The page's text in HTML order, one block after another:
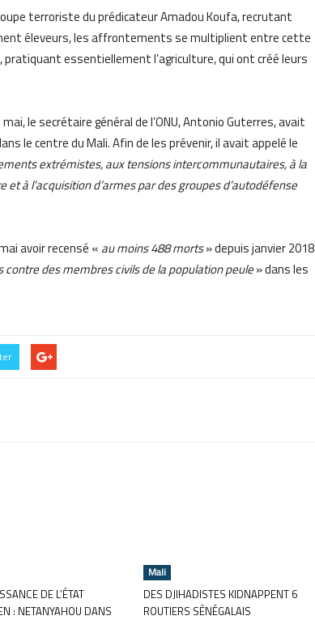
terroriste du prédicateur Amadou Koufa, recrutant
éleveurs, les affrontements se multiplient entre cette
essentiellement l’agriculture, qui ont créé leurs
le secrétaire général de l’ONU, Antonio Guterres, avait
le centre du Mali. Afin de les prévenir, il avait appelé le
extrémistes, aux tensions intercommunautaires, à la
à l’acquisition d’armes par des groupes d’autodéfense
avoir recensé « au moins 488 morts» depuis janvier 2018
des membres civils de la population peule» dans les
DE L’ÉTAT
: NETANYAHOU DANS
Mali
DES DJIHADISTES KIDNAPPENT 6
ROUTIERS SÉNÉGALAIS